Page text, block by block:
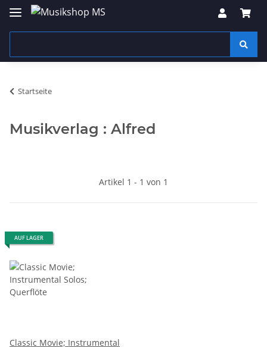
Startseite
Musikverlag : Alfred
Artikel 1 - 1 von 1
AUF LAGER
Classic Movie; Instrumental